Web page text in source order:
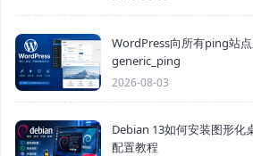
WordPress向所有ping站
generic_ping
2026-08-03
Debian 13如何安装图形化
配置教程